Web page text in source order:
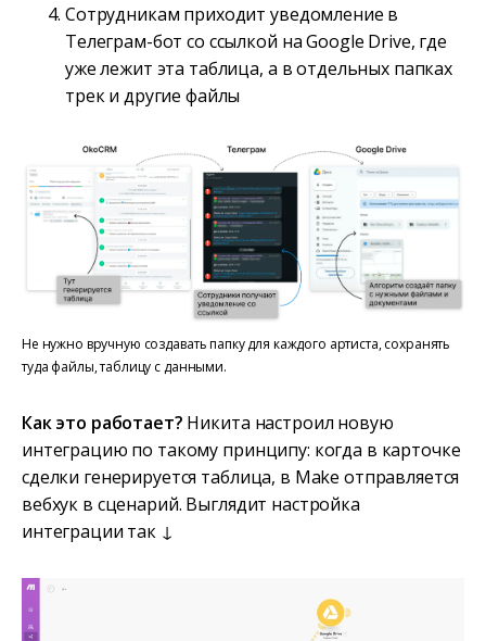
Сотрудникам приходит уведомление в
Телеграм-бот со ссылкой на Google Drive, где
уже лежит эта таблица, а в отдельных папках
трек и другие файлы
Не нужно вручную создавать папку для каждого артиста, сохранять
туда файлы, таблицу с данными.
Как это работает? Никита настроил новую
интеграцию по такому принципу: когда в карточке
сделки генерируется таблица, в Make отправляется
вебхук в сценарий. Выглядит настройка
интеграции так ↓